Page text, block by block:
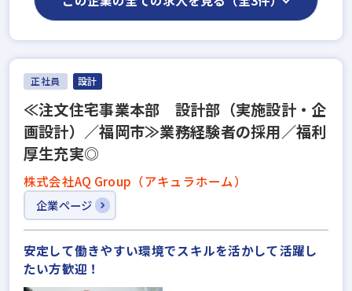
正社員 設計
≪注文住宅事業本部 設計部（実施設計・企
画設計）／福岡市≫業務経験者の採用／福利
厚生充実◎
株式会社AQ Group（アキュラホーム）
企業ページ
安定して働きやすい環境でスキルを活かして活躍し
たい方歓迎！